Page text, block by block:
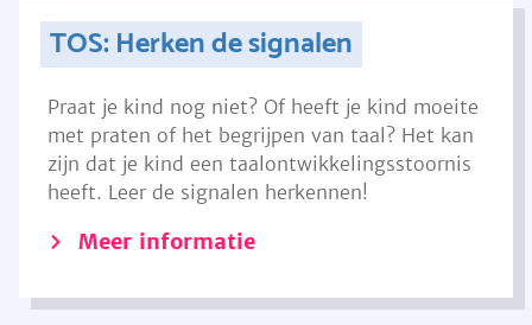
TOS: Herken de signalen
Praat je kind nog niet? Of heeft je kind moeite
met praten of het begrijpen van taal? Het kan
zijn dat je kind een taalontwikkelingsstoornis
heeft. Leer de signalen herkennen!
Meer informatie